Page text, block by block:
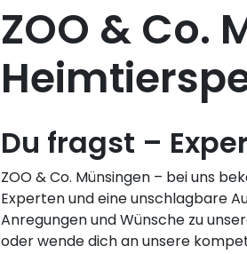
ZOO & Co.
Du fragst –
ZOO & Co. Münsingen – bei uns
Experten und eine unschlagbare
Anregungen und Wünsche zu
oder wende dich an unsere